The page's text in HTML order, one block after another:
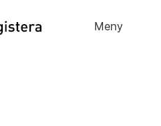
til
Meny